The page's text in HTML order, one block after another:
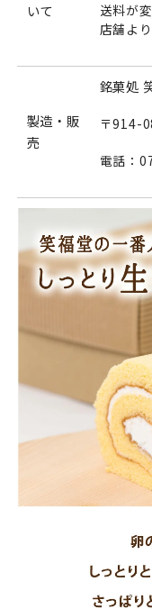
いて
送料が
店舗よ
製造・販
売
銘菓処
〒914-
電話：